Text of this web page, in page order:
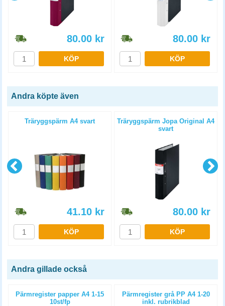
80.00 kr
KÖP
80.00 kr
KÖP
Andra köpte även
Träryggspärm A4 svart
41.10 kr
KÖP
Träryggspärm Jopa Original A4
svart
80.00 kr
KÖP
Andra gillade också
Pärmregister papper A4 1-15
10st/fp
Pärmregister grå PP A4 1-20
inkl. rubrikblad